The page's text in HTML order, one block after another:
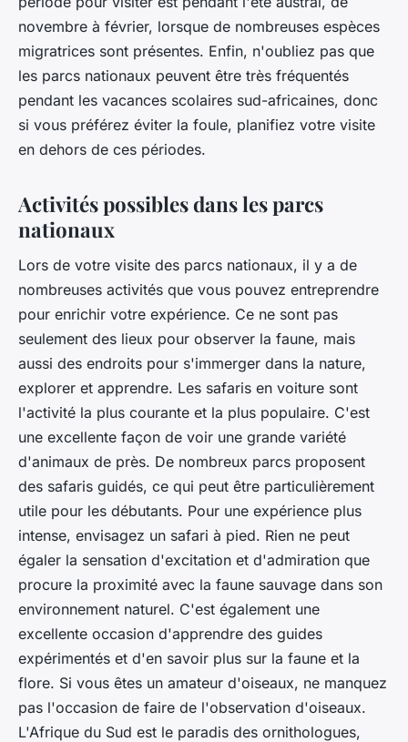
novembre à février, lorsque de nombreuses espèces
migratrices sont présentes. Enfin, n'oubliez pas que
les parcs nationaux peuvent être très fréquentés
pendant les vacances scolaires sud-africaines, donc
si vous préférez éviter la foule, planifiez votre visite
en dehors de ces périodes.
Activités possibles dans les parcs
nationaux
Lors de votre visite des parcs nationaux, il y a de
nombreuses activités que vous pouvez entreprendre
pour enrichir votre expérience. Ce ne sont pas
seulement des lieux pour observer la faune, mais
aussi des endroits pour s'immerger dans la nature,
explorer et apprendre. Les safaris en voiture sont
l'activité la plus courante et la plus populaire. C'est
une excellente façon de voir une grande variété
d'animaux de près. De nombreux parcs proposent
des safaris guidés, ce qui peut être particulièrement
utile pour les débutants. Pour une expérience plus
intense, envisagez un safari à pied. Rien ne peut
égaler la sensation d'excitation et d'admiration que
procure la proximité avec la faune sauvage dans son
environnement naturel. C'est également une
excellente occasion d'apprendre des guides
expérimentés et d'en savoir plus sur la faune et la
flore. Si vous êtes un amateur d'oiseaux, ne manquez
pas l'occasion de faire de l'observation d'oiseaux.
L'Afrique du Sud est le paradis des ornithologues,